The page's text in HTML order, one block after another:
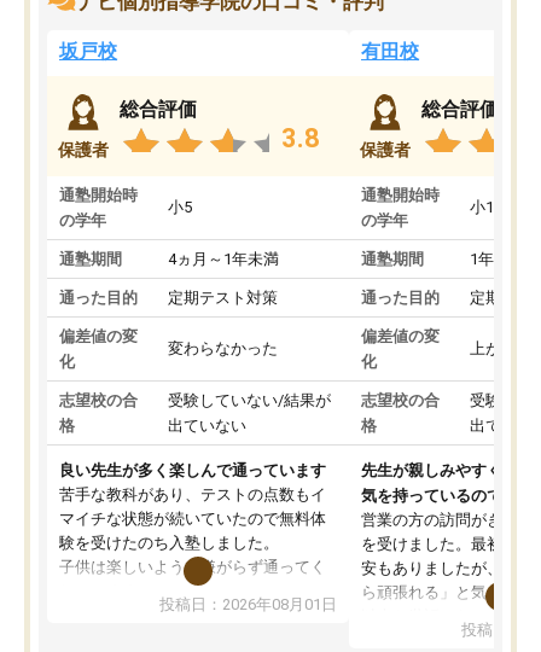
坂戸校
保護者
総合評価
3.8
通塾開始時
の学年
小5
通塾期間 4ヵ月～1年未満
通った目的 定期テスト対策
偏差値の変
化
変わらなかった
志望校の合
格
受験していない/結果が
出ていない
良い先生が多く楽しんで通っています
苦手な教科があり、テストの点数もイ
マイチな状態が続いていたので無料体
験を受けたのち入塾しました。
子供は楽しいようで嫌がらず通ってく
先生は良い方が多く、いつも笑顔で対
投稿日：2026年08月01日
有田校
保護者
総合評価
通塾開始時
の学年
小1
通塾期間 1年以上
通った目的 定期テス
偏差値の変
化
上がった
志望校の合
格
受験して
出ていな
先生が親しみやすく勉強
気を持っているので安心
営業の方の訪問がきっか
を受けました。最初は続
安もありましたが、子ど
ら頑張れる」と気に入り
ても分かりやすく、学
投稿日：